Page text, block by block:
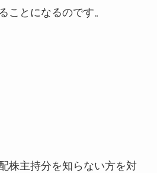
ことになるのです。
株主持分を知らない方を対